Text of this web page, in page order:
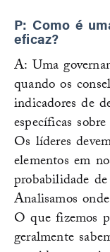
P: Como é
eficaz?
A: Uma
quando os
indicadores de
específicas
Os líderes
elementos em
probabilidade
Analisamos
O que fizemos
geralmente